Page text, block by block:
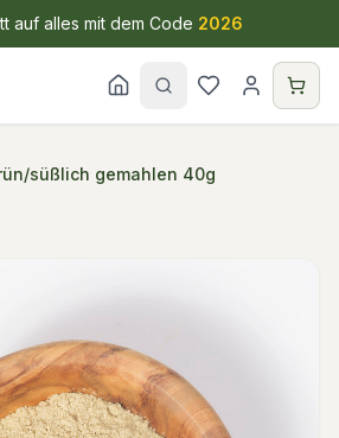
auf alles mit dem Code 2026
süßlich gemahlen 40g